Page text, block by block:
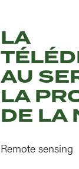
LA
AU
LA
DE LA
Remote sensing